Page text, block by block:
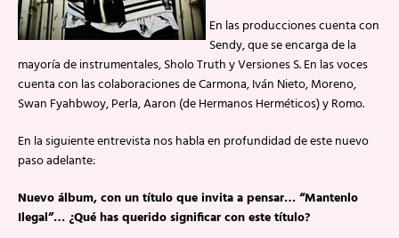
En las producciones cuenta con
Sendy, que se encarga de la
mayoría de instrumentales, Sholo Truth y Versiones S. En las voces
cuenta con las colaboraciones de Carmona, Iván Nieto, Moreno,
Swan Fyahbwoy, Perla, Aaron (de Hermanos Herméticos) y Romo.
En la siguiente entrevista nos habla en profundidad de este nuevo
paso adelante:
Nuevo álbum, con un título que invita a pensar… “Mantenlo
Ilegal”… ¿Qué has querido significar con este título?